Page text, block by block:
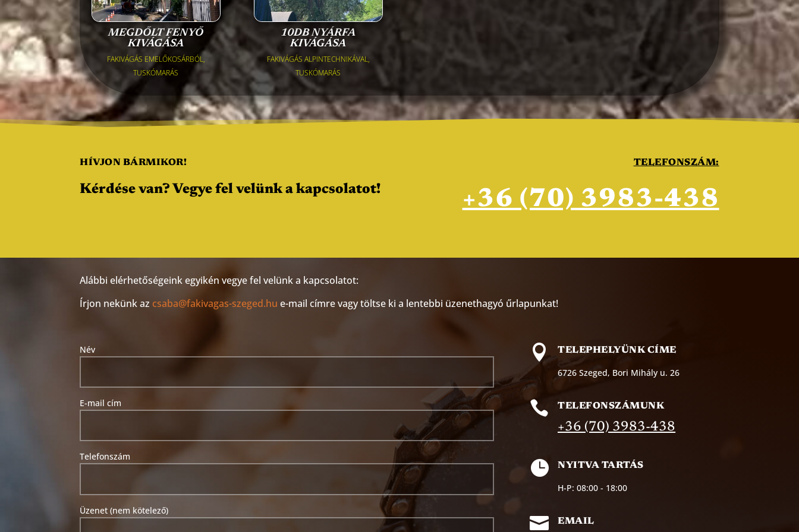
MEGDŐLT FENYŐ
KIVÁGÁSA
FAKIVÁGÁS EMELŐKOSÁRBÓL,
TUSKÓMARÁS
10DB NYÁRFA
KIVÁGÁSA
FAKIVÁGÁS ALPINTECHNIKÁVAL,
TUSKÓMARÁS
HÍVJON BÁRMIKOR!
Kérdése van? Vegye fel velünk a kapcsolatot!
TELEFONSZÁM:
+36 (70) 3983-438
Alábbi elérhetőségeink egyikén vegye fel velünk a kapcsolatot:
Írjon nekünk az csaba@fakivagas-szeged.hu e-mail címre vagy töltse ki a lentebbi üzenethagyó űrlapunkat!
Név
E-mail cím
Telefonszám
Üzenet (nem kötelező)
 TELEPHELYÜNK CÍME
6726 Szeged, Bori Mihály u. 26
 TELEFONSZÁMUNK
+36 (70) 3983-438
 NYITVA TARTÁS
H-P: 08:00 - 18:00
 EMAIL